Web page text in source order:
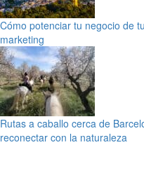
Cómo potenciar tu negocio de
marketing
Rutas a caballo cerca de
reconectar con la naturaleza